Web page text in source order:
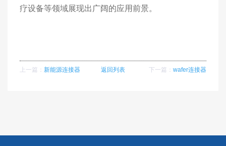
疗设备等领域展现出广阔的应用前景。
上一篇： 新能源连接器 下一篇： wafer连接器
返回列表